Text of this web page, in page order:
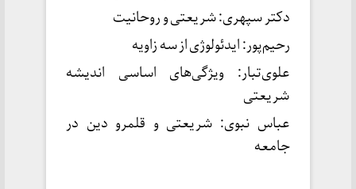
دکتر سپهری: شریعتی و روحانیت
رحیم‌پور: ایدئولوژی از سه زاویه
علوی‌تبار: ویژگی‌های اساسی اندیشه
شریعتی
عباس نبوی: شریعتی و قلمرو دین در
جامعه